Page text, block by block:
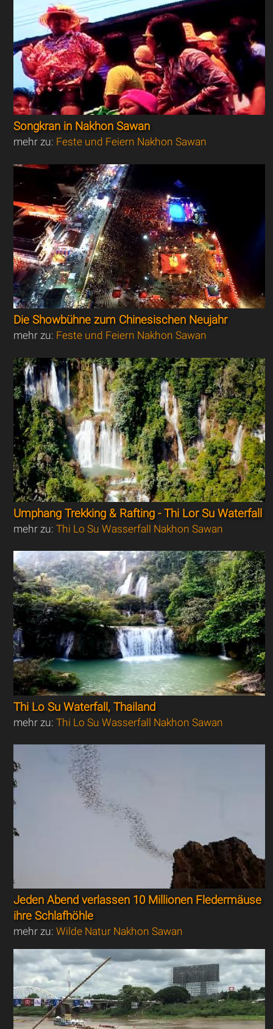
Songkran in Nakhon Sawan
mehr zu: Feste und Feiern Nakhon Sawan
Die Showbühne zum Chinesischen Neujahr
mehr zu: Feste und Feiern Nakhon Sawan
Umphang Trekking & Rafting - Thi Lor Su Waterfall
mehr zu:Thi Lo Su Wasserfall Nakhon Sawan
Thi Lo Su Waterfall, Thailand
mehr zu:Thi Lo Su Wasserfall Nakhon Sawan
Jeden Abend verlassen 10 Millionen Fledermäuse
ihre Schlafhöhle
mehr zu:Wilde Natur Nakhon Sawan